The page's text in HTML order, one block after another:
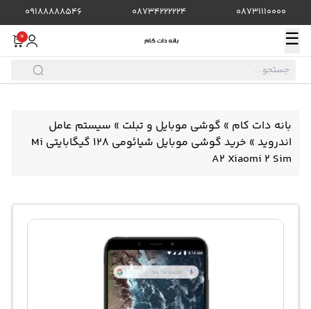
08731110000
08734222224
09188888546
☰
0
بانه دات کام » گوشی موبایل و تبلت » سیستم عامل
اندروید»
خرید گوشی موبایل شیائومی 128 گیگابایتی Mi
A2 Xiaomi 2 Sim